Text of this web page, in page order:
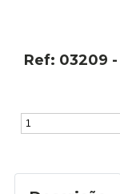
Ref: 03209